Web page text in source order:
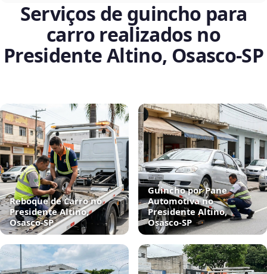
Serviços de guincho para
carro realizados no
Presidente Altino, Osasco‑SP
Reboque de Carro no
Presidente Altino,
Osasco‑SP
Guincho por Pane
Automotiva no
Presidente Altino,
Osasco‑SP